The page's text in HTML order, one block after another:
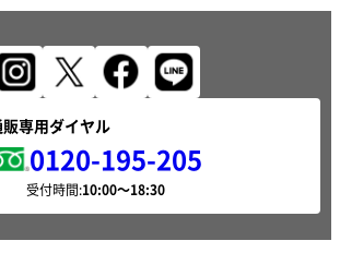
専用ダイヤル
0120-195-205
受付時間: